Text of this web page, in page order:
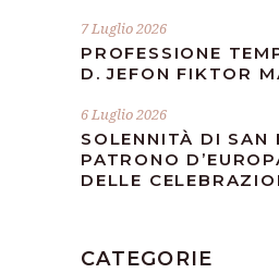
7 Luglio 2026
PROFESSIONE
D. JEFON FIKTOR
6 Luglio 2026
SOLENNITÀ DI SAN
PATRONO
DELLE
CATEGORIE